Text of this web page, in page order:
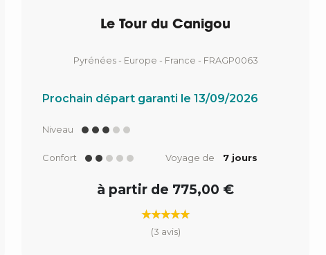
Le Tour du Canigou
Pyrénées - Europe - France - FRAGP0063
Prochain départ garanti le 13/09/2026
Niveau
Confort Voyage de 7 jours
à partir de 775,00 €
(3 avis)